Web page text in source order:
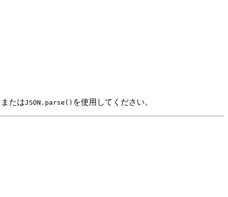
またはJSON.parse() を使用してください。